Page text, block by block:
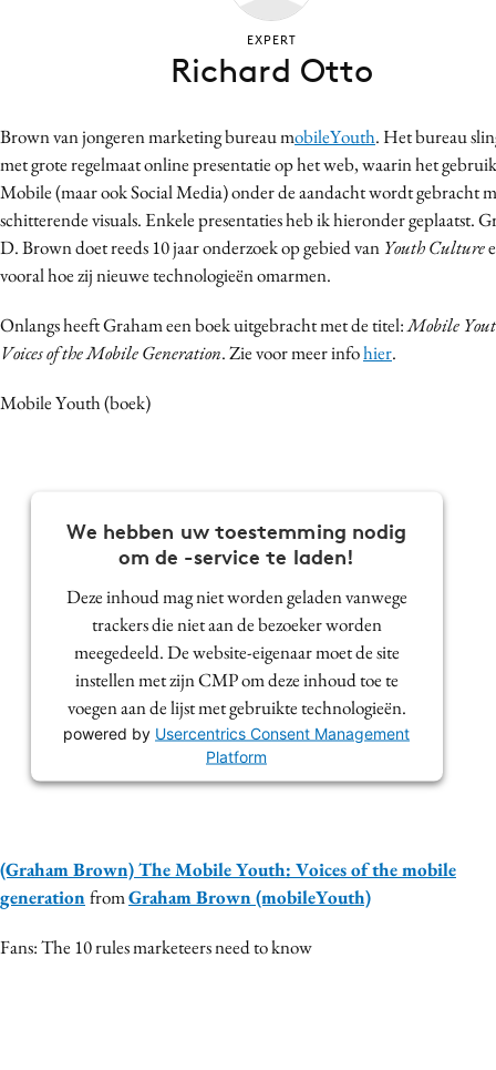
Carriere
Contentmarketing
Craft
Customer Experience
Data & Insights
Digital transformation
Effectiviteit
Merkstrategie
Programmatic
Purpose Marketing
Reputatie & crisis
Brown van jongeren marketing bureau mobileYouth. Het bureau
met grote regelmaat online presentatie op het web, waarin het
Mobile (maar ook Social Media) onder de aandacht wordt gebracht
schitterende visuals. Enkele presentaties heb ik hieronder geplaatst.
D. Brown doet reeds 10 jaar onderzoek op gebied van Youth Culture
vooral hoe zij nieuwe technologieën omarmen.
Onlangs heeft Graham een boek uitgebracht met de titel:Mobile
Voices of the Mobile Generation. Zie voor meer infohier.
Mobile Youth (boek)
We hebben uw toestemming nodig
om de -service te laden!
Deze inhoud mag niet worden geladen vanwege
trackers die niet aan de bezoeker worden
meegedeeld. De website-eigenaar moet de site
instellen met zijn CMP om deze inhoud toe te
voegen aan de lijst met gebruikte technologieën.
powered by Usercentrics Consent Management
Platform
(Graham Brown) The Mobile Youth: Voices of the mobile
generationfromGraham Brown (mobileYouth)
Fans: The 10 rules marketeers need to know
EXPERT
Richard Otto